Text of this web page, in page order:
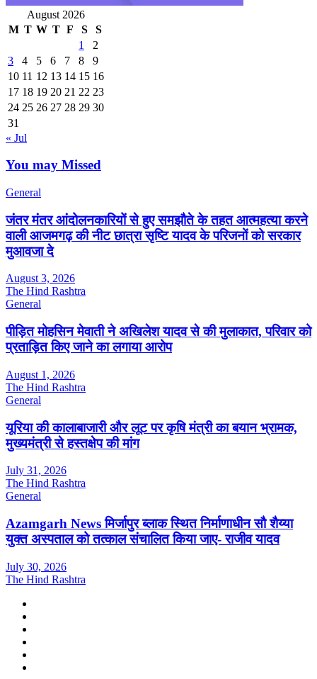
August 2026
M T W T F S
S
1
2
3
4 5 6 7 8
9
10 11 12 13 14 15 16
17 18 19 20 21 22 23
24 25 26 27 28 29 30
31
« Jul
You may Missed
General
जंतर मंतर आंदोलनकारियों से हुए समझौते के तहत आत्महत्या करने
वाली आजमगढ़ की नीट छात्रा सृष्टि यादव के परिजनों को सरकार
मुआवजा दे
August 3, 2026
The Hind Rashtra
General
पीड़ित मोहसिन मेवाती ने अखिलेश यादव से की मुलाकात, परिवार को
प्रताड़ित किए जाने का लगाया आरोप
August 1, 2026
The Hind Rashtra
General
यूरिया की कालाबाजारी और लूट पर कृषि मंत्री का बयान भ्रामक,
मुख्यमंत्री से हस्तक्षेप की मांग
July 31, 2026
The Hind Rashtra
General
Azamgarh News मिर्जापुर ब्लाक स्थित निर्माणाधीन सौ शैय्या
युक्त अस्पताल को तत्काल संचालित किया जाए- राजीव यादव
July 30, 2026
The Hind Rashtra